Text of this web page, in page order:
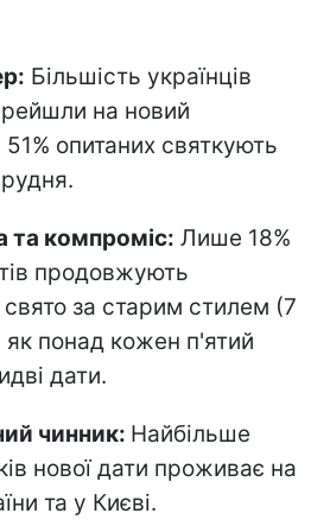
Більшість українців
на новий
опитаних святкують
та компроміс: Лише 18%
продовжують
свято за старим стилем (7
як понад кожен п'ятий
дати.
чинник: Найбільше
нової дати проживає на
та у Києві.